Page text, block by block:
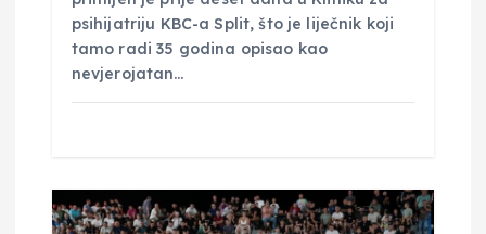
psihijatriju KBC-a Split, što je liječnik koji
tamo radi 35 godina opisao kao
nevjerojatan…